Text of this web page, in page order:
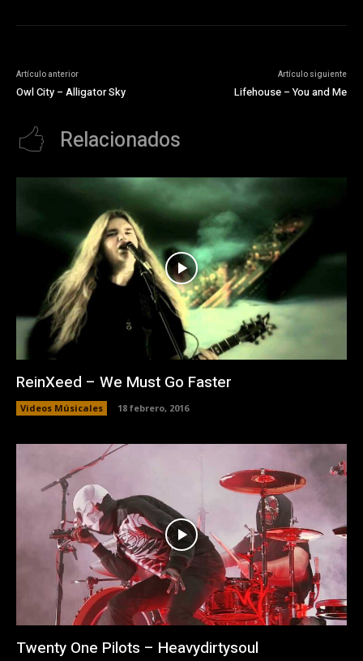
Artículo anterior
Owl City – Alligator Sky
Artículo siguiente
Lifehouse – You and Me
Relacionados
ReinXeed – We Must Go Faster
Videos Músicales 18 febrero, 2016
Twenty One Pilots – Heavydirtysoul